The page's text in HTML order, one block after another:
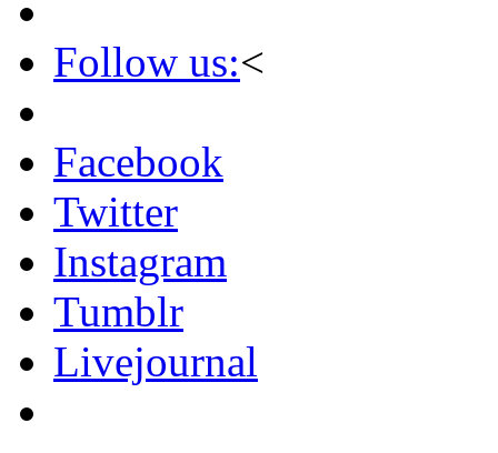
Follow us:<
Facebook
Twitter
Instagram
Tumblr
Livejournal